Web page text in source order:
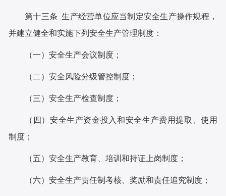
第十三条 生产经营单位应当制定安全生产操作规程，
并建立健全和实施下列安全生产管理制度：
（一）安全生产会议制度；
（二）安全风险分级管控制度；
（三）安全生产检查制度；
（四）安全生产资金投入和安全生产费用提取、使用
制度；
（五）安全生产教育、培训和持证上岗制度；
（六）安全生产责任制考核、奖励和责任追究制度；